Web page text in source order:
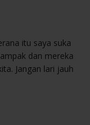
itu saya suka
dan mereka
Jangan lari jauh